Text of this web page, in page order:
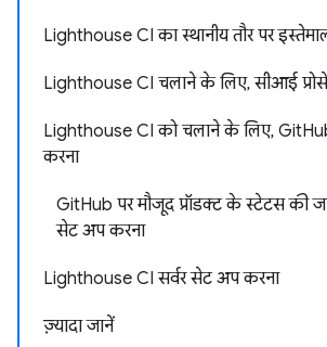
Lighthouse CI का स्थानीय तौर पर
Lighthouse CI चलाने के लिए, सीआई
Lighthouse CI को चलाने के लिए,
करना
GitHub पर मौजूद प्रॉडक्ट के स्टेटस की
सेट अप करना
Lighthouse CI सर्वर सेट अप करना
ज़्यादा जानें